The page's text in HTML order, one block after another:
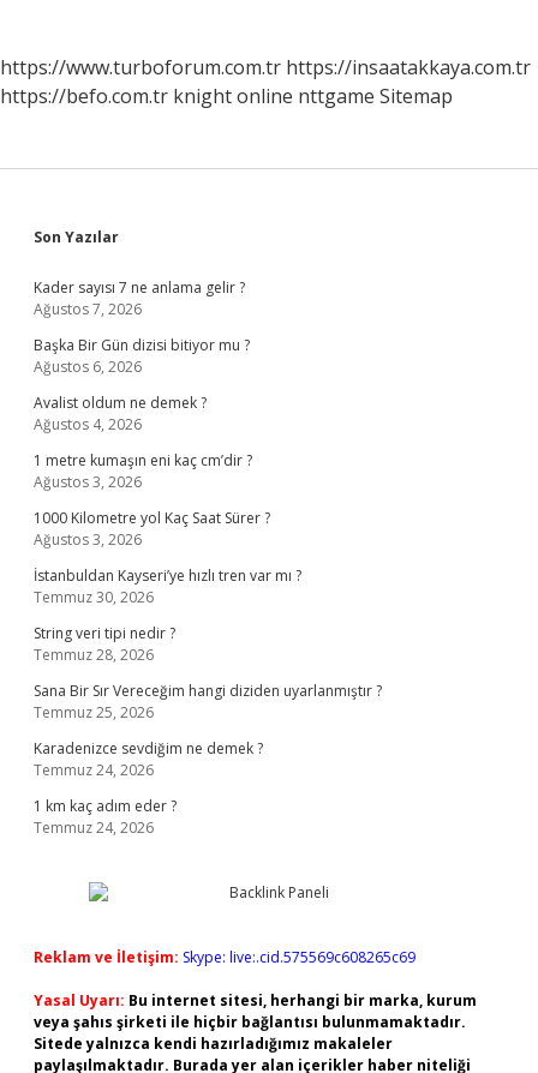
https://www.turboforum.com.tr https://insaatakkaya.com.tr
https://befo.com.tr knight online nttgame Sitemap
Sidebar
Son Yazılar
Kader sayısı 7 ne anlama gelir ?
Ağustos 7, 2026
Başka Bir Gün dizisi bitiyor mu ?
Ağustos 6, 2026
Avalist oldum ne demek ?
Ağustos 4, 2026
1 metre kumaşın eni kaç cm’dir ?
Ağustos 3, 2026
1000 Kilometre yol Kaç Saat Sürer ?
Ağustos 3, 2026
İstanbuldan Kayseri’ye hızlı tren var mı ?
Temmuz 30, 2026
String veri tipi nedir ?
Temmuz 28, 2026
Sana Bir Sır Vereceğim hangi diziden uyarlanmıştır ?
Temmuz 25, 2026
Karadenizce sevdiğim ne demek ?
Temmuz 24, 2026
1 km kaç adım eder ?
Temmuz 24, 2026
Reklam ve İletişim: Skype: live:.cid.575569c608265c69
Yasal Uyarı: Bu internet sitesi, herhangi bir marka, kurum
veya şahıs şirketi ile hiçbir bağlantısı bulunmamaktadır.
Sitede yalnızca kendi hazırladığımız makaleler
paylaşılmaktadır. Burada yer alan içerikler haber niteliği